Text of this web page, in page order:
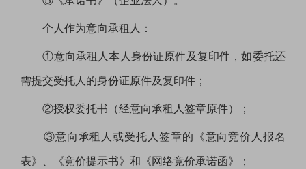
个人作为意向承租人：
①意向承租人本人身份证原件及复印件，如委托还
需提交受托人的身份证原件及复印件；
②授权委托书（经意向承租人签章原件）；
③意向承租人或受托人签章的《意向竞价人报名
表》、《竞价提示书》和《网络竞价承诺函》；